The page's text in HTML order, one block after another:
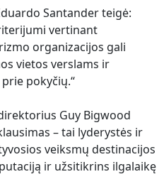
Santander teigė:
vertinant
organizacijos gali
vietos verslams ir
pokyčių.“
Guy Bigwood
– tai lyderystės ir
veiksmų destinacijos
ir užsitikrins ilgalaikę